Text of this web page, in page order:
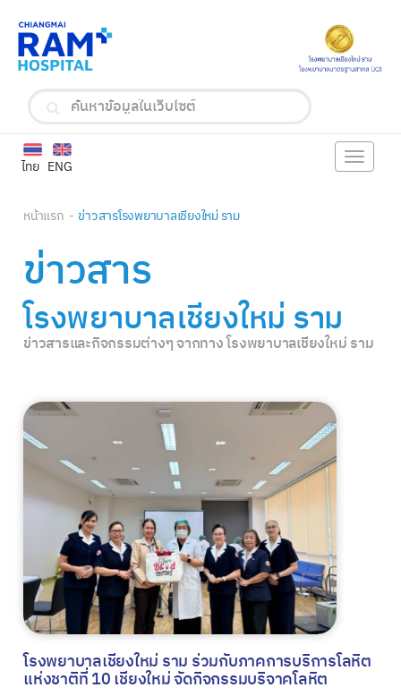
ENG
ไทย Toggle
หน้าแรก ข่าวสารโรงพยาบาลเชียงใหม่ ราม
ข่าวสาร
โรงพยาบาลเชียงใหม่ ราม
ข่าวสารและกิจกรรมต่างๆ จากทาง โรงพยาบาลเชียงใหม่ ราม
โรงพยาบาลเชียงใหม่ ราม ร่วมกับภาคการบริการโลหิต
แห่งชาติที่ 10 เชียงใหม่ จัดกิจกรรมบริจาคโลหิต